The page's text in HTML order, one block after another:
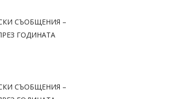
СЪОБЩЕНИЯ –
ГОДИНАТА
СЪОБЩЕНИЯ –